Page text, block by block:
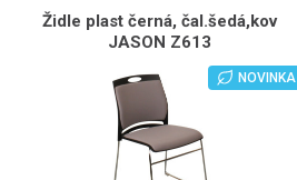
Židle plast černá, čal.šedá,kov
JASON Z613
NOVINKA